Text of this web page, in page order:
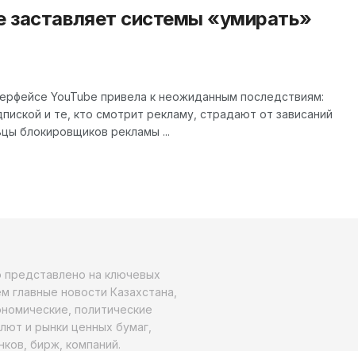
заставляет системы «умирать»
YouTube привела к неожиданным последствиям:
и те, кто смотрит рекламу, страдают от зависаний
блокировщиков рекламы ...
представлено на ключевых
новости Казахстана,
политические
и рынки ценных бумаг,
бирж, компаний.